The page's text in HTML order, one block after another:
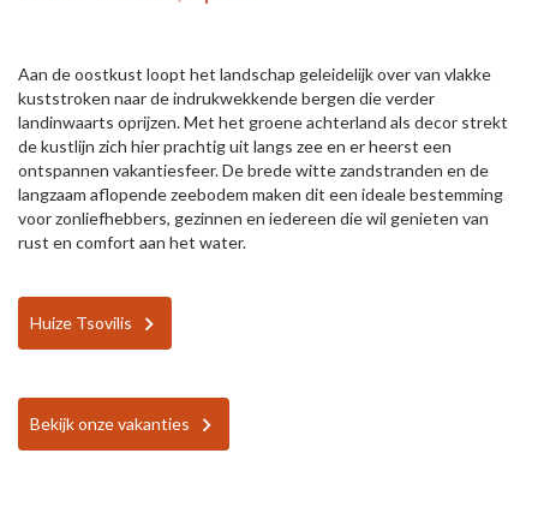
Aan de oostkust loopt het landschap geleidelijk over van vlakke
kuststroken naar de indrukwekkende bergen die verder
landinwaarts oprijzen. Met het groene achterland als decor strekt
de kustlijn zich hier prachtig uit langs zee en er heerst een
ontspannen vakantiesfeer. De brede witte zandstranden en de
langzaam aflopende zeebodem maken dit een ideale bestemming
voor zonliefhebbers, gezinnen en iedereen die wil genieten van
rust en comfort aan het water.
Huize Tsovilis
Bekijk onze vakanties